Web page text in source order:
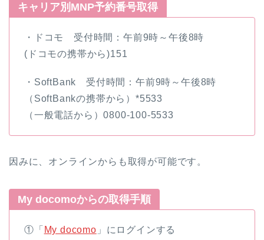
キャリア別MNP予約番号取得
・ドコモ 受付時間：午前9時～午後8時
(ドコモの携帯から)151
・SoftBank 受付時間：午前9時～午後8時
（SoftBankの携帯から）*5533
（一般電話から）0800-100-5533
因みに、オンラインからも取得が可能です。
My docomoからの取得手順
①「 My docomo 」にログインする